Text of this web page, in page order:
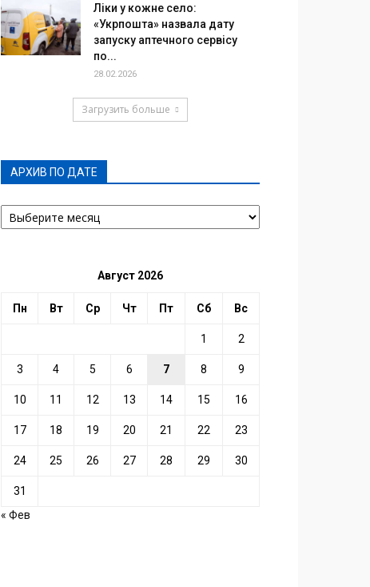
Ліки у кожне село:
«Укрпошта» назвала дату
запуску аптечного сервісу
по...
28.02.2026
Загрузить больше
АРХИВ ПО ДАТЕ
АРХИВ
ПО
Август 2026
Пн Вт Ср Чт Пт Сб Вс
1 2
3 4 5 6 7 8 9
10 11 12 13 14 15 16
17 18 19 20 21 22 23
24 25 26 27 28 29 30
31
« Фев